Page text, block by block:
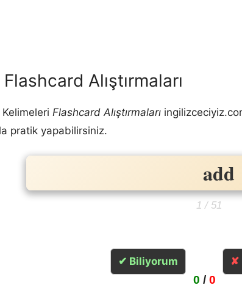
Alıştırmaları
Kelimeleri Flashcard Alıştırmaları
pratik yapabilirsiniz.
add
eklemek
1 / 51
✔ Biliyorum
0 / 0
✘